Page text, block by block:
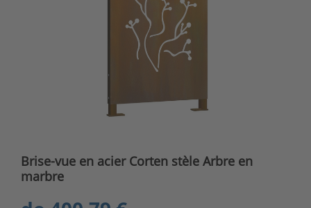
Brise-vue en acier Corten stèle Arbre en
marbre